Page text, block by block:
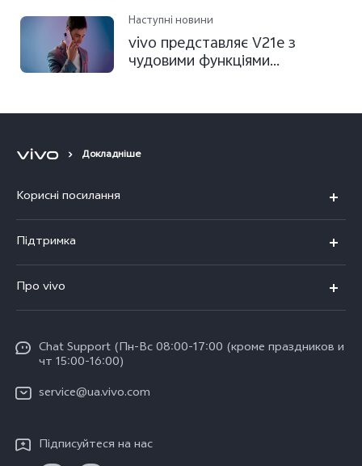
Наступні новини
vivo представляє V21e з
чудовими функціями
забезпеченням
Докладніше
Корисні посилання
V23e
Y36
TWS2 ANC
TWS2e
Підтримка
Сервісний центр
IMEI автентифікація
Оновлення системи
Експрес доставка пристроїв на ремонт
Гарантійні інструкції vivo
Про vivo
Інформаційний центр
Юридична інформація
Центр конфіденційності компанії vivo
Chat Support (Пн-Вс 08:00-17:00 (кроме праздников и
чт 15:00-16:00)
service@ua.vivo.com
Підписуйтеся на нас